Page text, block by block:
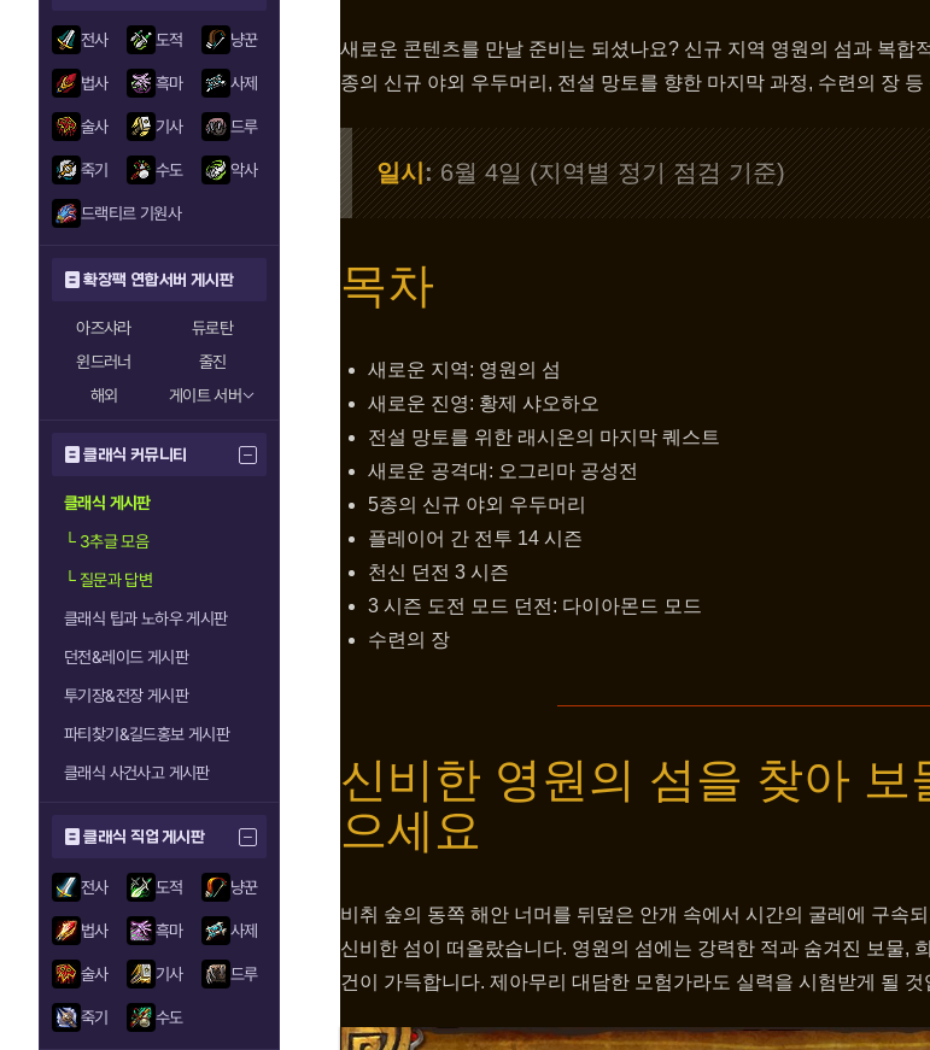
전사 도적 냥꾼
법사 흑마 사제
술사 기사 드루
죽기 수도 악사
드랙티르 기원사
확장팩 연합서버 게시판
아즈샤라
듀로탄
윈드러너
줄진
해외
게이트 서버
클래식 커뮤니티
클래식 게시판
└3추글 모음
└질문과 답변
클래식 팁과 노하우 게시판
던전&레이드 게시판
투기장&전장 게시판
파티찾기&길드홍보 게시판
클래식 사건사고 게시판
클래식 직업 게시판
전사 도적 냥꾼
법사 흑마 사제
술사 기사 드루
죽기 수도
새로운 콘텐츠를 만날 준비는 되셨나요? 신규 지역 영원의 섬과 복합
종의 신규 야외 우두머리, 전설 망토를 향한 마지막 과정, 수련의 장
일시:6월 4일 (지역별 정기 점검 기준)
목차
새로운 지역: 영원의 섬
새로운 진영: 황제 샤오하오
전설 망토를 위한 래시온의 마지막 퀘스트
새로운 공격대: 오그리마 공성전
5종의 신규 야외 우두머리
플레이어 간 전투 14 시즌
천신 던전 3 시즌
3 시즌 도전 모드 던전: 다이아몬드 모드
수련의 장
신비한 영원의 섬을 찾아 보
으세요
비취 숲의 동쪽 해안 너머를 뒤덮은 안개 속에서 시간의 굴레에 구속
신비한 섬이 떠올랐습니다. 영원의 섬에는 강력한 적과 숨겨진 보물,
건이 가득합니다. 제아무리 대담한 모험가라도 실력을 시험받게 될 것